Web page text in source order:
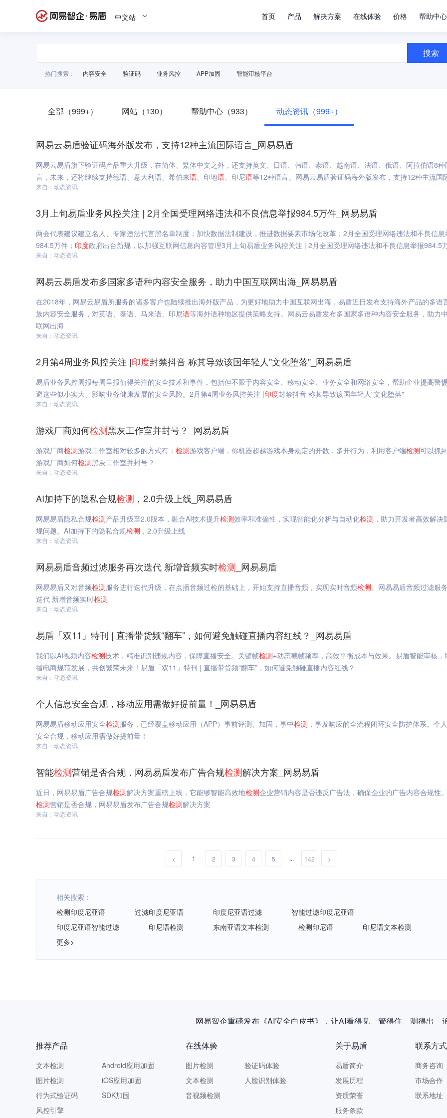
中文站 首页 产品 解决方案 在线体验 价格 帮助中心
搜索
热门搜索： 内容安全 验证码 业务风控 APP加固 智能审核平台
全部（999+） 网站（130） 帮助中心（933） 动态资讯（999+）
网易云易盾验证码海外版发布，支持12种主流国际语言_网易易盾
网易云易盾旗下验证码产品重大升级，在简体、繁体中文之外，还支持英文、日语、韩语、泰语、越南语、法语、俄语、阿拉伯语8
言，未来，还将继续支持德语、意大利语、希伯来语、印地语、印尼语等12种语言。网易云易盾验证码海外版发布，支持12种主流国
来自：动态资讯
3月上旬易盾业务风控关注 | 2月全国受理网络违法和不良信息举报984.5万件_网易易盾
两会代表建议建立名人、专家违法代言黑名单制度；加快数据法制建设，推进数据要素市场化改革；2月全国受理网络违法和不良信息
984.5万件； 印度政府出台新规，以加强互联网信息内容管理3月上旬易盾业务风控关注 | 2月全国受理网络违法和不良信息举报984.5
来自：动态资讯
网易云易盾发布多国家多语种内容安全服务，助力中国互联网出海_网易易盾
在2018年，网易云易盾所服务的诸多客户也陆续推出海外版产品，为更好地助力中国互联网出海，易盾近日发布支持海外产品的多语
族内容安全服务，对英语、泰语、马来语、印尼语等海外语种地区提供策略支持。网易云易盾发布多国家多语种内容安全服务，助力
联网出海
来自：动态资讯
2月第4周业务风控关注 |印度封禁抖音 称其导致该国年轻人"文化堕落"_网易易盾
易盾业务风控周报每周呈报值得关注的安全技术和事件，包括但不限于内容安全、移动安全、业务安全和网络安全，帮助企业提高警
避这些似小实大、影响业务健康发展的安全风险。2月第4周业务风控关注 |印度封禁抖音 称其导致该国年轻人"文化堕落"
来自：动态资讯
游戏厂商如何检测黑灰工作室并封号？_网易易盾
游戏厂商检测游戏工作室相对较多的方式有： 检测游戏客户端，你机器超越游戏本身规定的开数，多开行为，利用客户端检测可以抓
游戏厂商如何检测黑灰工作室并封号？
来自：动态资讯
AI加持下的隐私合规检测 ，2.0升级上线_网易易盾
网易易盾隐私合规检测产品升级至2.0版本，融合AI技术提升检测效率和准确性，实现智能化分析与自动化检测 ，助力开发者高效解决
规问题。AI加持下的隐私合规检测 ，2.0升级上线
来自：动态资讯
网易易盾音频过滤服务再次迭代 新增音频实时检测 _网易易盾
网易易盾又对音频检测服务进行迭代升级，在点播音频过检的基础上，开始支持直播音频，实现实时音频检测。网易易盾音频过滤服
迭代 新增音频实时检测
来自：动态资讯
易盾「双11」特刊 | 直播带货频“翻车”，如何避免触碰直播内容红线？_网易易盾
我们以AI视频内容检测技术，精准识别违规内容，保障直播安全。关键帧检测+动态截帧频率，高效平衡成本与效果。易盾智能审核，
播电商规范发展，共创繁荣未来！易盾「双11」特刊 | 直播带货频“翻车”，如何避免触碰直播内容红线？
来自：动态资讯
个人信息安全合规，移动应用需做好提前量！_网易易盾
网易易盾移动应用安全检测服务，已经覆盖移动应用（APP）事前评测、加固，事中检测 ，事发响应的全流程闭环安全防护体系。个
安全合规，移动应用需做好提前量！
来自：动态资讯
智能检测营销是否合规，网易易盾发布广告合规检测解决方案_网易易盾
近日，网易易盾广告合规检测解决方案重磅上线，它能够智能高效地检测企业营销内容是否违反广告法，确保企业的广告内容合规性
检测营销是否合规，网易易盾发布广告合规检测解决方案
来自：动态资讯
< 1 2 3 4 5 ... 142 >
相关搜索：
检测印度尼亚语
过滤印度尼亚语 印度尼亚语过滤
智能过滤印度尼亚语
印度尼亚语智能过滤
印尼语检测 东南亚语文本检测 检测印尼语
印尼语文本检测
更多>
网易智企重磅发布《AI安全白皮书》，让AI看得见、管得住、测得出、
推荐产品
文本检测
图片检测
行为式验证码
风控引擎
Android应用加固
iOS应用加固
SDK加固
在线体验
图片检测
文本检测
音视频检测
验证码体验
人脸识别体验
关于易盾
易盾简介
发展历程
资质荣誉
服务条款
联系方式
商务咨询
市场合作
联系地址